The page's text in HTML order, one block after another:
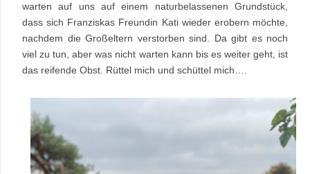
warten auf uns auf einem naturbelassenen Grundstück,
dass sich Franziskas Freundin Kati wieder erobern möchte,
nachdem die Großeltern verstorben sind. Da gibt es noch
viel zu tun, aber was nicht warten kann bis es weiter geht, ist
das reifende Obst. Rüttel mich und schüttel mich….